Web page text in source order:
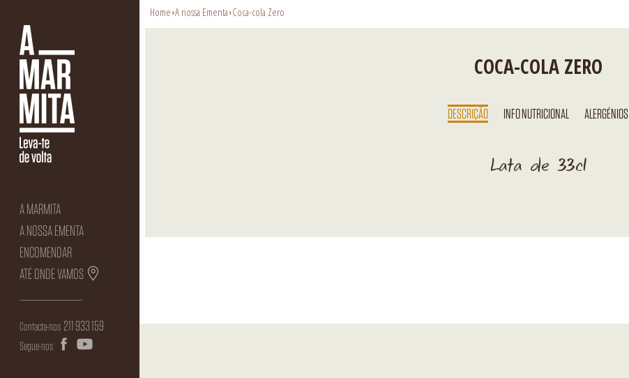
A MARMITA
A NOSSA EMENTA
ENCOMENDAR
ATÉ ONDE VAMOS
Contacta-nos 211 933 159
Segue-nos
Home›A nossa Ementa›Coca-cola Zero
COCA-COLA ZERO
DESCRIÇÃO INFO NUTRICIONAL ALERGÉNIOS
Lata de 33cl